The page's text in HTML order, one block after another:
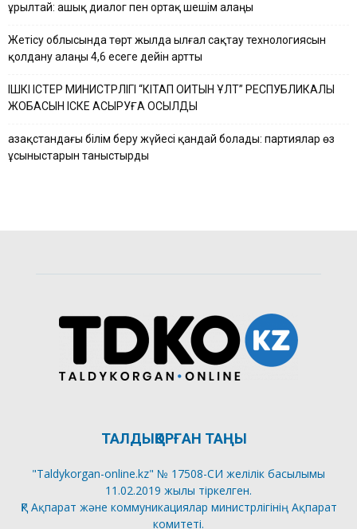
Құрылтай: ашық диалог пен ортақ шешім алаңы
Жетісу облысында төрт жылда ылғал сақтау технологиясын
қолдану алаңы 4,6 есеге дейін артты
ІШКІ ІСТЕР МИНИСТРЛІГІ “КІТАП ОҚИТЫН ҰЛТ” РЕСПУБЛИКАЛЫҚ
ЖОБАСЫН ІСКЕ АСЫРУҒА ҚОСЫЛДЫ
Қазақстандағы білім беру жүйесі қандай болады: партиялар өз
ұсыныстарын таныстырды
ТАЛДЫҚОРҒАН ТАҢЫ
"Taldykorgan-online.kz" № 17508-СИ желілік басылымы
11.02.2019 жылы тіркелген.
ҚР Ақпарат және коммуникациялар министрлігінің Ақпарат
комитеті.